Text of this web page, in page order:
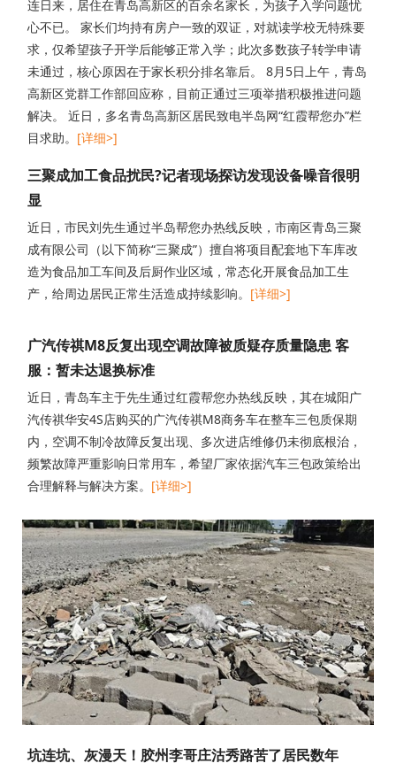
连日来，居住在青岛高新区的百余名家长，为孩子入学问题忧
心不已。 家长们均持有房户一致的双证，对就读学校无特殊要
求，仅希望孩子开学后能够正常入学；此次多数孩子转学申请
未通过，核心原因在于家长积分排名靠后。 8月5日上午，青岛
高新区党群工作部回应称，目前正通过三项举措积极推进问题
解决。 近日，多名青岛高新区居民致电半岛网“红霞帮您办”栏
目求助。 [详细>]
三聚成加工食品扰民?记者现场探访发现设备噪音很明
显
近日，市民刘先生通过半岛帮您办热线反映，市南区青岛三聚
成有限公司（以下简称“三聚成”）擅自将项目配套地下车库改
造为食品加工车间及后厨作业区域，常态化开展食品加工生
产，给周边居民正常生活造成持续影响。 [详细>]
广汽传祺M8反复出现空调故障被质疑存质量隐患 客
服：暂未达退换标准
近日，青岛车主于先生通过红霞帮您办热线反映，其在城阳广
汽传祺华安4S店购买的广汽传祺M8商务车在整车三包质保期
内，空调不制冷故障反复出现、多次进店维修仍未彻底根治，
频繁故障严重影响日常用车，希望厂家依据汽车三包政策给出
合理解释与解决方案。 [详细>]
坑连坑、灰漫天！胶州李哥庄沽秀路苦了居民数年